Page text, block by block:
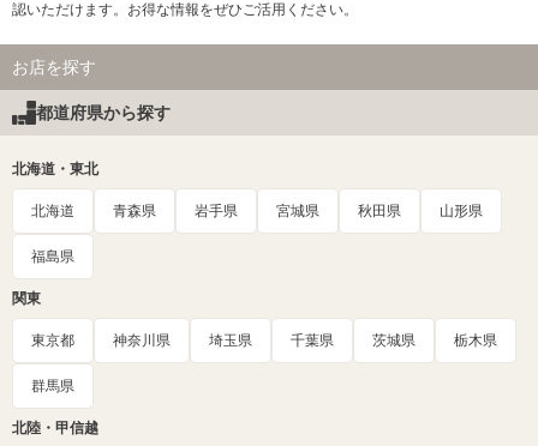
認いただけます。お得な情報をぜひご活用ください。
お店を探す
都道府県から探す
北海道・東北
北海道 青森県 岩手県 宮城県 秋田県 山形県
福島県
関東
東京都 神奈川県 埼玉県 千葉県 茨城県 栃木県
群馬県
北陸・甲信越